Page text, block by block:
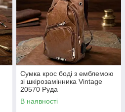
Сумка крос боді з емблемою
зі шкірозамінника Vintage
20570 Руда
В наявності